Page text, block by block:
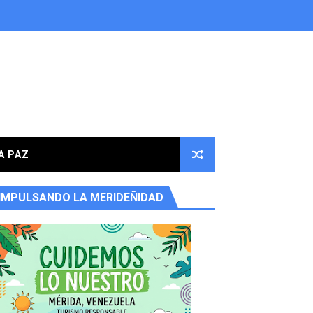
en la parroquia Osuna Rodríguez
PAZ
IMPULSANDO LA MERIDEÑIDAD